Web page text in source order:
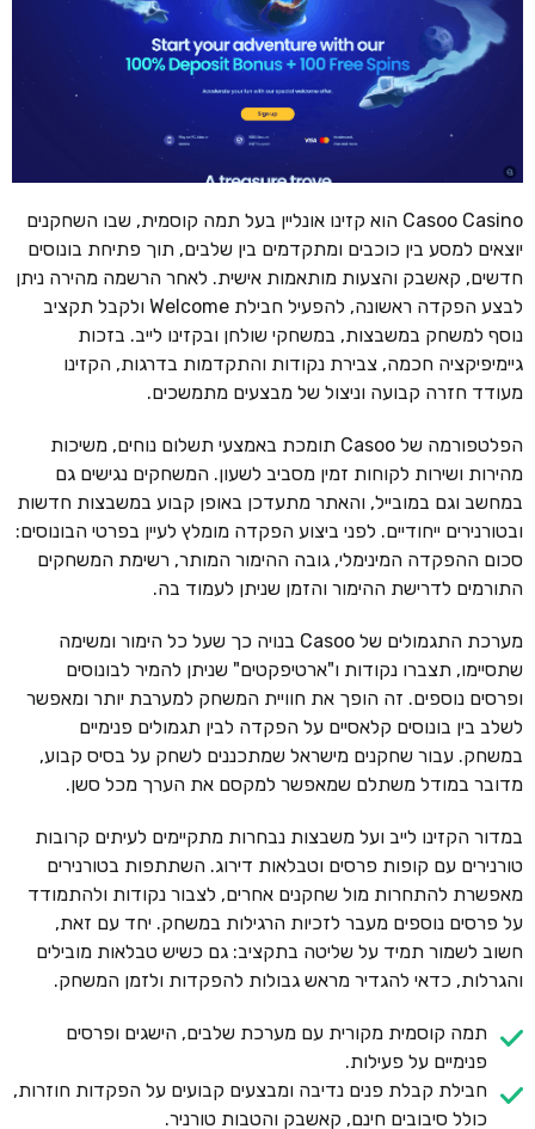
Casoo Casino הוא קזינו אונליין בעל תמה קוסמית, שבו השחקנים
יוצאים למסע בין כוכבים ומתקדמים בין שלבים, תוך פתיחת בונוסים
חדשים, קאשבק והצעות מותאמות אישית. לאחר הרשמה מהירה ניתן
לבצע הפקדה ראשונה, להפעיל חבילת Welcome ולקבל תקציב
נוסף למשחק במשבצות, במשחקי שולחן ובקזינו לייב. בזכות
גיימיפיקציה חכמה, צבירת נקודות והתקדמות בדרגות, הקזינו
מעודד חזרה קבועה וניצול של מבצעים מתמשכים.
הפלטפורמה של Casoo תומכת באמצעי תשלום נוחים, משיכות
מהירות ושירות לקוחות זמין מסביב לשעון. המשחקים נגישים גם
במחשב וגם במובייל, והאתר מתעדכן באופן קבוע במשבצות חדשות
ובטורנירים ייחודיים. לפני ביצוע הפקדה מומלץ לעיין בפרטי הבונוסים:
סכום ההפקדה המינימלי, גובה ההימור המותר, רשימת המשחקים
התורמים לדרישת ההימור והזמן שניתן לעמוד בה.
מערכת התגמולים של Casoo בנויה כך שעל כל הימור ומשימה
שתסיימו, תצברו נקודות ו"ארטיפקטים" שניתן להמיר לבונוסים
ופרסים נוספים. זה הופך את חוויית המשחק למערבת יותר ומאפשר
לשלב בין בונוסים קלאסיים על הפקדה לבין תגמולים פנימיים
במשחק. עבור שחקנים מישראל שמתכננים לשחק על בסיס קבוע,
מדובר במודל משתלם שמאפשר למקסם את הערך מכל סשן.
במדור הקזינו לייב ועל משבצות נבחרות מתקיימים לעיתים קרובות
טורנירים עם קופות פרסים וטבלאות דירוג. השתתפות בטורנירים
מאפשרת להתחרות מול שחקנים אחרים, לצבור נקודות ולהתמודד
על פרסים נוספים מעבר לזכיות הרגילות במשחק. יחד עם זאת,
חשוב לשמור תמיד על שליטה בתקציב: גם כשיש טבלאות מובילים
והגרלות, כדאי להגדיר מראש גבולות להפקדות ולזמן המשחק.
תמה קוסמית מקורית עם מערכת שלבים, הישגים ופרסים
פנימיים על פעילות.
חבילת קבלת פנים נדיבה ומבצעים קבועים על הפקדות חוזרות,
כולל סיבובים חינם, קאשבק והטבות טורניר.